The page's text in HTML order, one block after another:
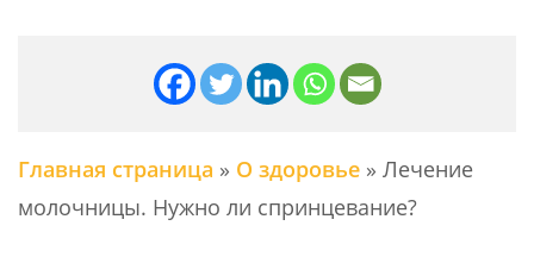
Главная страница » О здоровье » Лечение
молочницы. Нужно ли спринцевание?